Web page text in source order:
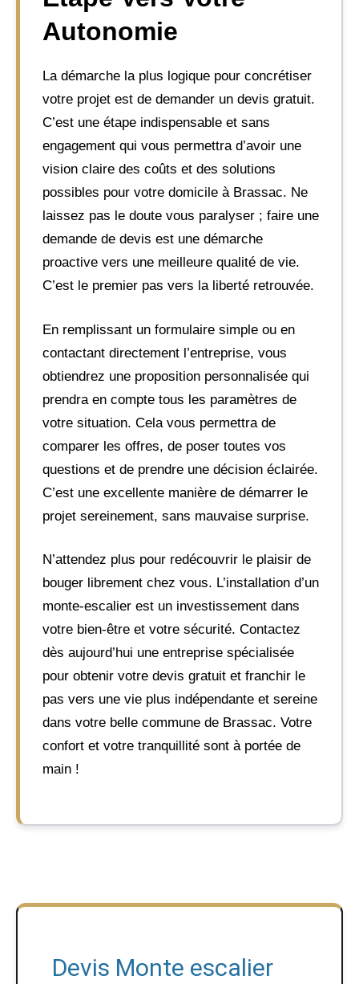
Autonomie
La démarche la plus logique pour concrétiser
votre projet est de demander un devis gratuit.
C’est une étape indispensable et sans
engagement qui vous permettra d’avoir une
vision claire des coûts et des solutions
possibles pour votre domicile à Brassac. Ne
laissez pas le doute vous paralyser ; faire une
demande de devis est une démarche
proactive vers une meilleure qualité de vie.
C’est le premier pas vers la liberté retrouvée.
En remplissant un formulaire simple ou en
contactant directement l’entreprise, vous
obtiendrez une proposition personnalisée qui
prendra en compte tous les paramètres de
votre situation. Cela vous permettra de
comparer les offres, de poser toutes vos
questions et de prendre une décision éclairée.
C’est une excellente manière de démarrer le
projet sereinement, sans mauvaise surprise.
N’attendez plus pour redécouvrir le plaisir de
bouger librement chez vous. L’installation d’un
monte-escalier est un investissement dans
votre bien-être et votre sécurité. Contactez
dès aujourd’hui une entreprise spécialisée
pour obtenir votre devis gratuit et franchir le
pas vers une vie plus indépendante et sereine
dans votre belle commune de Brassac. Votre
confort et votre tranquillité sont à portée de
main !
Devis Monte escalier